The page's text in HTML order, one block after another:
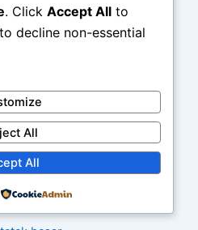
pepek merah/a>
. Click Accept All to
to decline non-essential
All
All